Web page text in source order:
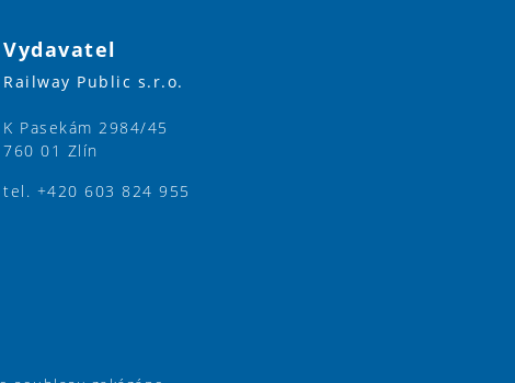
Vydavatel
Railway Public s.r.o.
K Pasekám 2984/45
760 01 Zlín
tel. +420 603 824 955